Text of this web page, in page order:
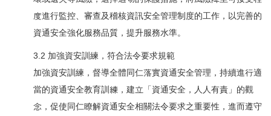
度進行監控、審查及稽核資訊安全管理制度的工作，以完善的
資通安全強化服務品質，提升服務水準。
3.2 加強資安訓練，符合法令要求規範
加強資安訓練，督導全體同仁落實資通安全管理，持續進行適
當的資通安全教育訓練，建立「資通安全，人人有責」的觀
念，促使同仁瞭解資通安全相關法令要求之重要性，進而遵守